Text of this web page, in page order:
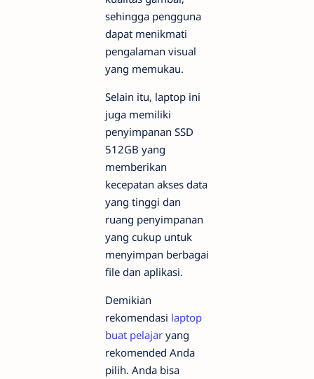
sehingga pengguna
dapat menikmati
pengalaman visual
yang memukau.
Selain itu, laptop ini
juga memiliki
penyimpanan SSD
512GB yang
memberikan
kecepatan akses data
yang tinggi dan
ruang penyimpanan
yang cukup untuk
menyimpan berbagai
file dan aplikasi.
Demikian
rekomendasi laptop
buat pelajar yang
rekomended Anda
pilih. Anda bisa